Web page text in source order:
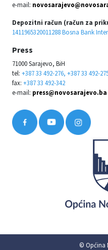
e-mail:
Depozitni račun (račun za
1411965320011288 Bosna Bank
Press
71000 Sarajevo, BiH
tel: +387 33 492-276, +387 33 492-
fax: +387 33 492-342
e-mail: press@novosarajevo.ba
© Općina